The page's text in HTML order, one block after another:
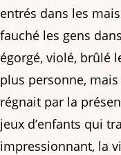
entrés dans les
fauché les gens
égorgé, violé, brûlé
plus personne,
régnait par la
jeux d’enfants qui
impressionnant, la